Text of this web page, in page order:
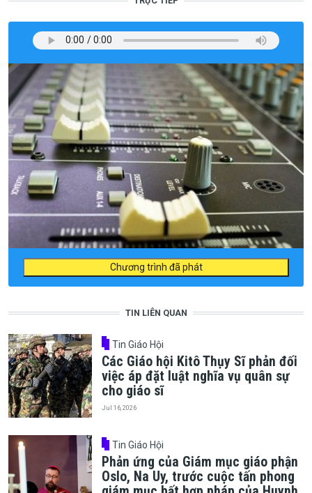
Chương trình đã phát
TIN LIÊN QUAN
Tin Giáo Hội
Các Giáo hội Kitô Thụy Sĩ phản đối
việc áp đặt luật nghĩa vụ quân sự
cho giáo sĩ
Jul 16, 2026
Tin Giáo Hội
Phản ứng của Giám mục giáo phận
Oslo, Na Uy, trước cuộc tấn phong